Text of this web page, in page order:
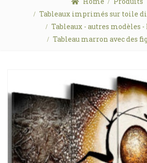
Tableaux imprimés sur toile
Tableaux - autres modèles -
Tableau marron avec des